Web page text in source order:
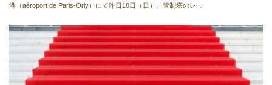
港（aéroport de Paris-Orly）にて昨日18日（日）、管制塔のレ...